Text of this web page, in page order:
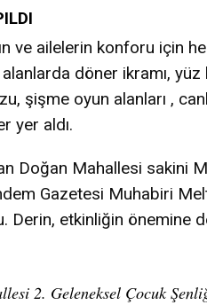
ve ailelerin konforu için
döner ikramı,
şişme oyun alanları ,
yer aldı.
Doğan Mahallesi sakini
Gazetesi Muhabiri
Derin, etkinliğin önemine
2. Geleneksel Çocuk